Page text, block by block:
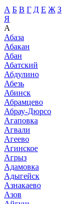
А Б В Г Д Е Ж З
Я
А
Абаза
Абакан
Абан
Абатский
Абдулино
Абезь
Абинск
Абрамцево
Абрау-Дюрсо
Агаповка
Агвали
Агеево
Агинское
Агрыз
Адамовка
Адыгейск
Азнакаево
Азов